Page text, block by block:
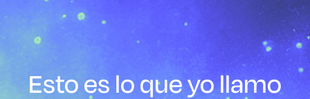
Esto es lo que yo llamo